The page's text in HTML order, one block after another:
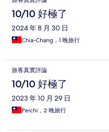
10/10 好極了
2024 年 8 月 30 日
Chia-Chang，1 晚旅行
旅客真實評論
10/10 好極了
2023 年 10 月 29 日
Peichi，2 晚旅行